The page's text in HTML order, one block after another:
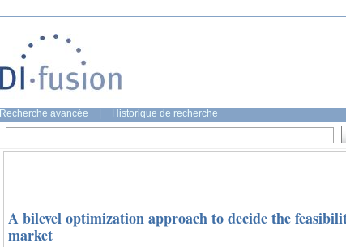
Recherche avancée Historique de recherche
A bilevel optimization approach to decide the
market